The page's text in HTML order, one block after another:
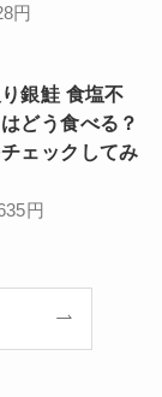
円
銀鮭 食塩不
どう食べる？
ェックしてみ
円